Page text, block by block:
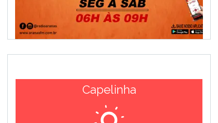
Capelinha